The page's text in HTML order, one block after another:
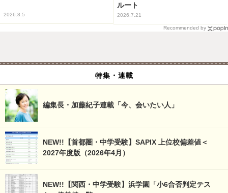
2026.8.5
ルート
2026.7.21
Recommended by
特集・連載
編集長・加藤紀子連載「今、会いたい人」
NEW!!【首都圏・中学受験】SAPIX 上位校偏差値＜
2027年度版（2026年4月）
NEW!!【関西・中学受験】浜学園「小6合否判定テス